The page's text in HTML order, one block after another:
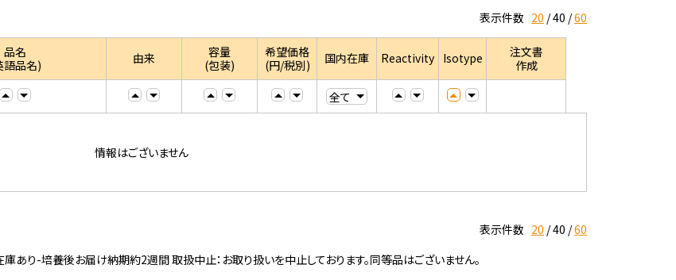
表示件数 20 40 60
品名
語品名)
由来
容量
(包装)
希望価格
(円/税別)
国内在庫 Reactivity Isotype
注文書
作成
情報はございません
表示件数 20 40 60
あり-培養後お届け納期約2週間 取扱中止：お取り扱いを中止しております。同等品はございません。